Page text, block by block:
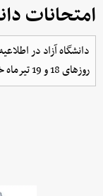
امتحانات
دانشگاه آزاد در
روزهای 18 و 19 تیرماه خبر داد.